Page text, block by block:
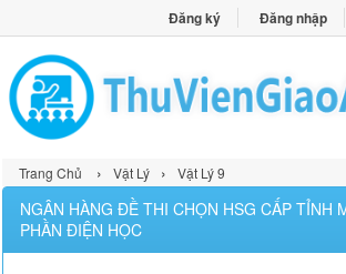
Đăng ký Đăng nhập
Trang Chủ › Vật Lý › Vật Lý 9
NGÂN HÀNG ĐỀ THI CHỌN HSG CẤP TỈNH
PHẦN ĐIỆN HỌC